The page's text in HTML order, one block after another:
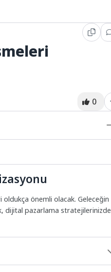
0
oldukça önemli olacak. Geleceğin
dijital pazarlama stratejilerinizde